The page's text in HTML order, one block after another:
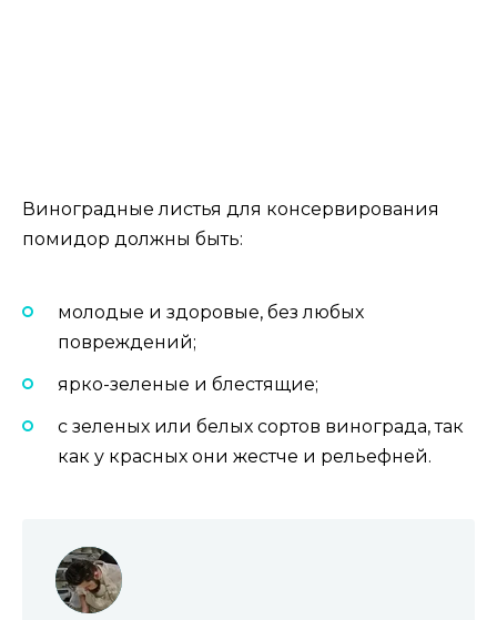
Виноградные листья для консервирования
помидор должны быть:
молодые и здоровые, без любых
повреждений;
ярко-зеленые и блестящие;
с зеленых или белых сортов винограда, так
как у красных они жестче и рельефней.